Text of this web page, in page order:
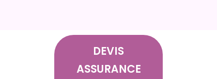
DEVIS
ASSURANCE